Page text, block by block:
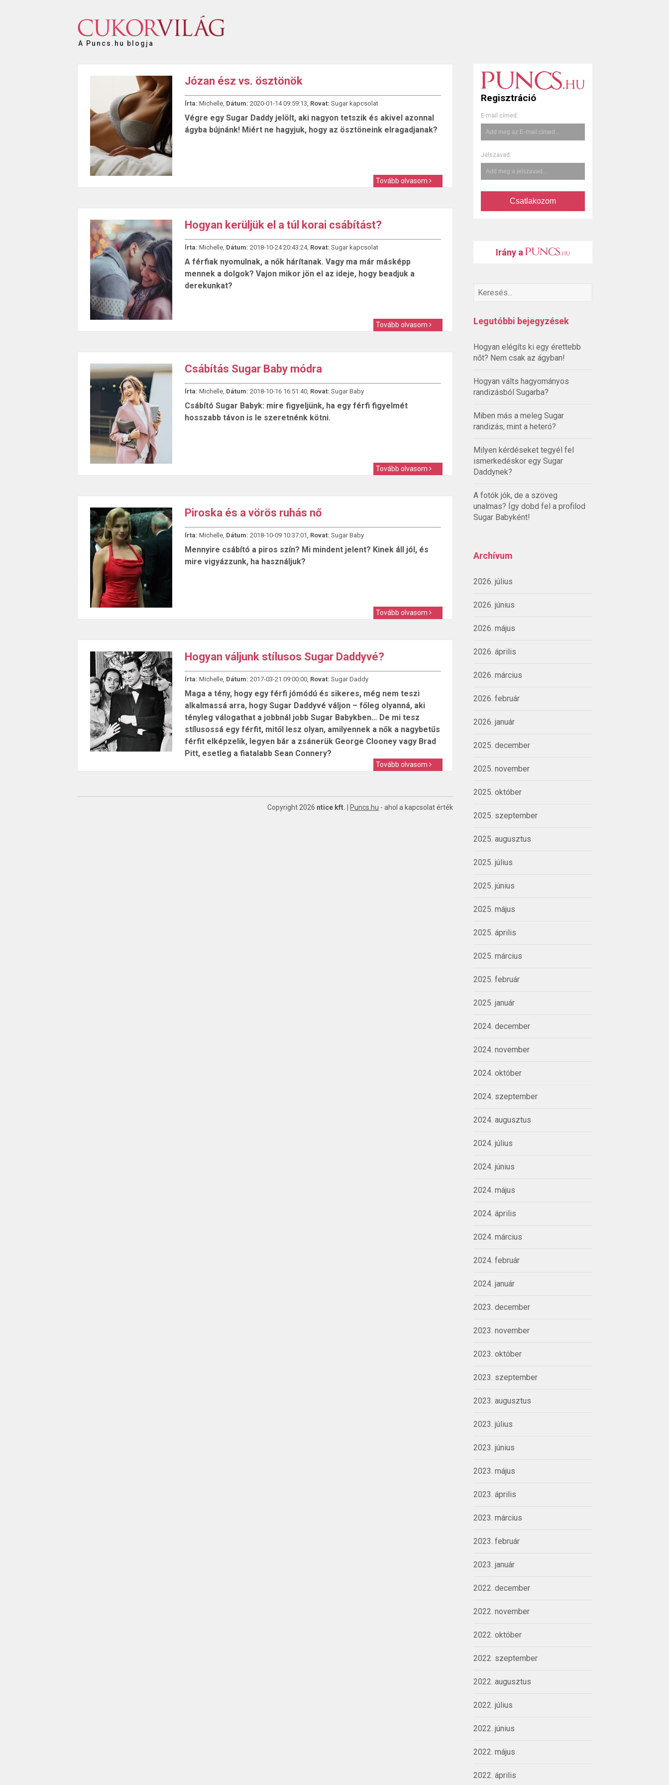
Regisztráció
E-mail címed:
Jelszavad:
Csatlakozom
Irány a
Legutóbbi bejegyzések
Hogyan elégíts ki egy érettebb
nőt? Nem csak az ágyban!
Hogyan válts hagyományos
randizásból Sugarba?
Miben más a meleg Sugar
randizás, mint a heteró?
Milyen kérdéseket tegyél fel
ismerkedéskor egy Sugar
Daddynek?
A fotók jók, de a szöveg
unalmas? Így dobd fel a profilod
Sugar Babyként!
Archívum
2026. július
2026. június
2026. május
2026. április
2026. március
2026. február
2026. január
2025. december
2025. november
2025. október
2025. szeptember
2025. augusztus
2025. július
2025. június
2025. május
2025. április
2025. március
2025. február
2025. január
2024. december
2024. november
2024. október
2024. szeptember
2024. augusztus
2024. július
2024. június
2024. május
2024. április
2024. március
2024. február
2024. január
2023. december
2023. november
2023. október
2023. szeptember
2023. augusztus
2023. július
2023. június
2023. május
2023. április
2023. március
2023. február
2023. január
2022. december
2022. november
2022. október
2022. szeptember
2022. augusztus
2022. július
2022. június
2022. május
2022. április
A Puncs.hu blogja
Józan ész vs. ösztönök
Írta: Michelle, Dátum: 2020-01-14 09:59:13, Rovat: Sugar kapcsolat
Végre egy Sugar Daddy jelölt, aki nagyon tetszik és akivel azonnal
ágyba bújnánk! Miért ne hagyjuk, hogy az ösztöneink elragadjanak?
Tovább olvasom
Hogyan kerüljük el a túl korai csábítást?
Írta: Michelle, Dátum: 2018-10-24 20:43:24, Rovat: Sugar kapcsolat
A férfiak nyomulnak, a nők hárítanak. Vagy ma már másképp
mennek a dolgok? Vajon mikor jön el az ideje, hogy beadjuk a
derekunkat?
Tovább olvasom
Csábítás Sugar Baby módra
Írta: Michelle, Dátum: 2018-10-16 16:51:40, Rovat: Sugar Baby
Csábító Sugar Babyk: mire figyeljünk, ha egy férfi figyelmét
hosszabb távon is le szeretnénk kötni.
Tovább olvasom
Piroska és a vörös ruhás nő
Írta: Michelle, Dátum: 2018-10-09 10:37:01, Rovat: Sugar Baby
Mennyire csábító a piros szín? Mi mindent jelent? Kinek áll jól, és
mire vigyázzunk, ha használjuk?
Tovább olvasom
Hogyan váljunk stílusos Sugar Daddyvé?
Írta: Michelle, Dátum: 2017-03-21 09:00:00, Rovat: Sugar Daddy
Maga a tény, hogy egy férfi jómódú és sikeres, még nem teszi
alkalmassá arra, hogy Sugar Daddyvé váljon – főleg olyanná, aki
tényleg válogathat a jobbnál jobb Sugar Babykben… De mi tesz
stílusossá egy férfit, mitől lesz olyan, amilyennek a nők a nagybetűs
férfit elképzelik, legyen bár a zsánerük George Clooney vagy Brad
Pitt, esetleg a fiatalabb Sean Connery?
Tovább olvasom
Copyright 2026 ntice kft. Puncs.hu - ahol a kapcsolat érték